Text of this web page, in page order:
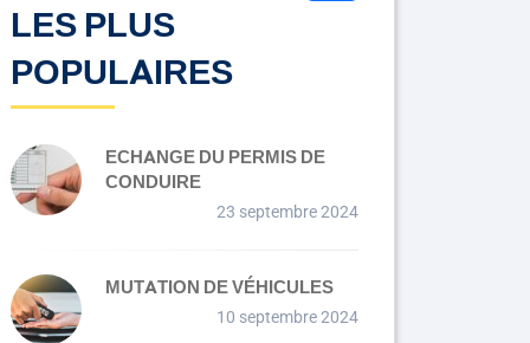
LES PLUS
POPULAIRES
ECHANGE DU PERMIS DE
CONDUIRE
23 septembre 2024
MUTATION DE VÉHICULES
10 septembre 2024